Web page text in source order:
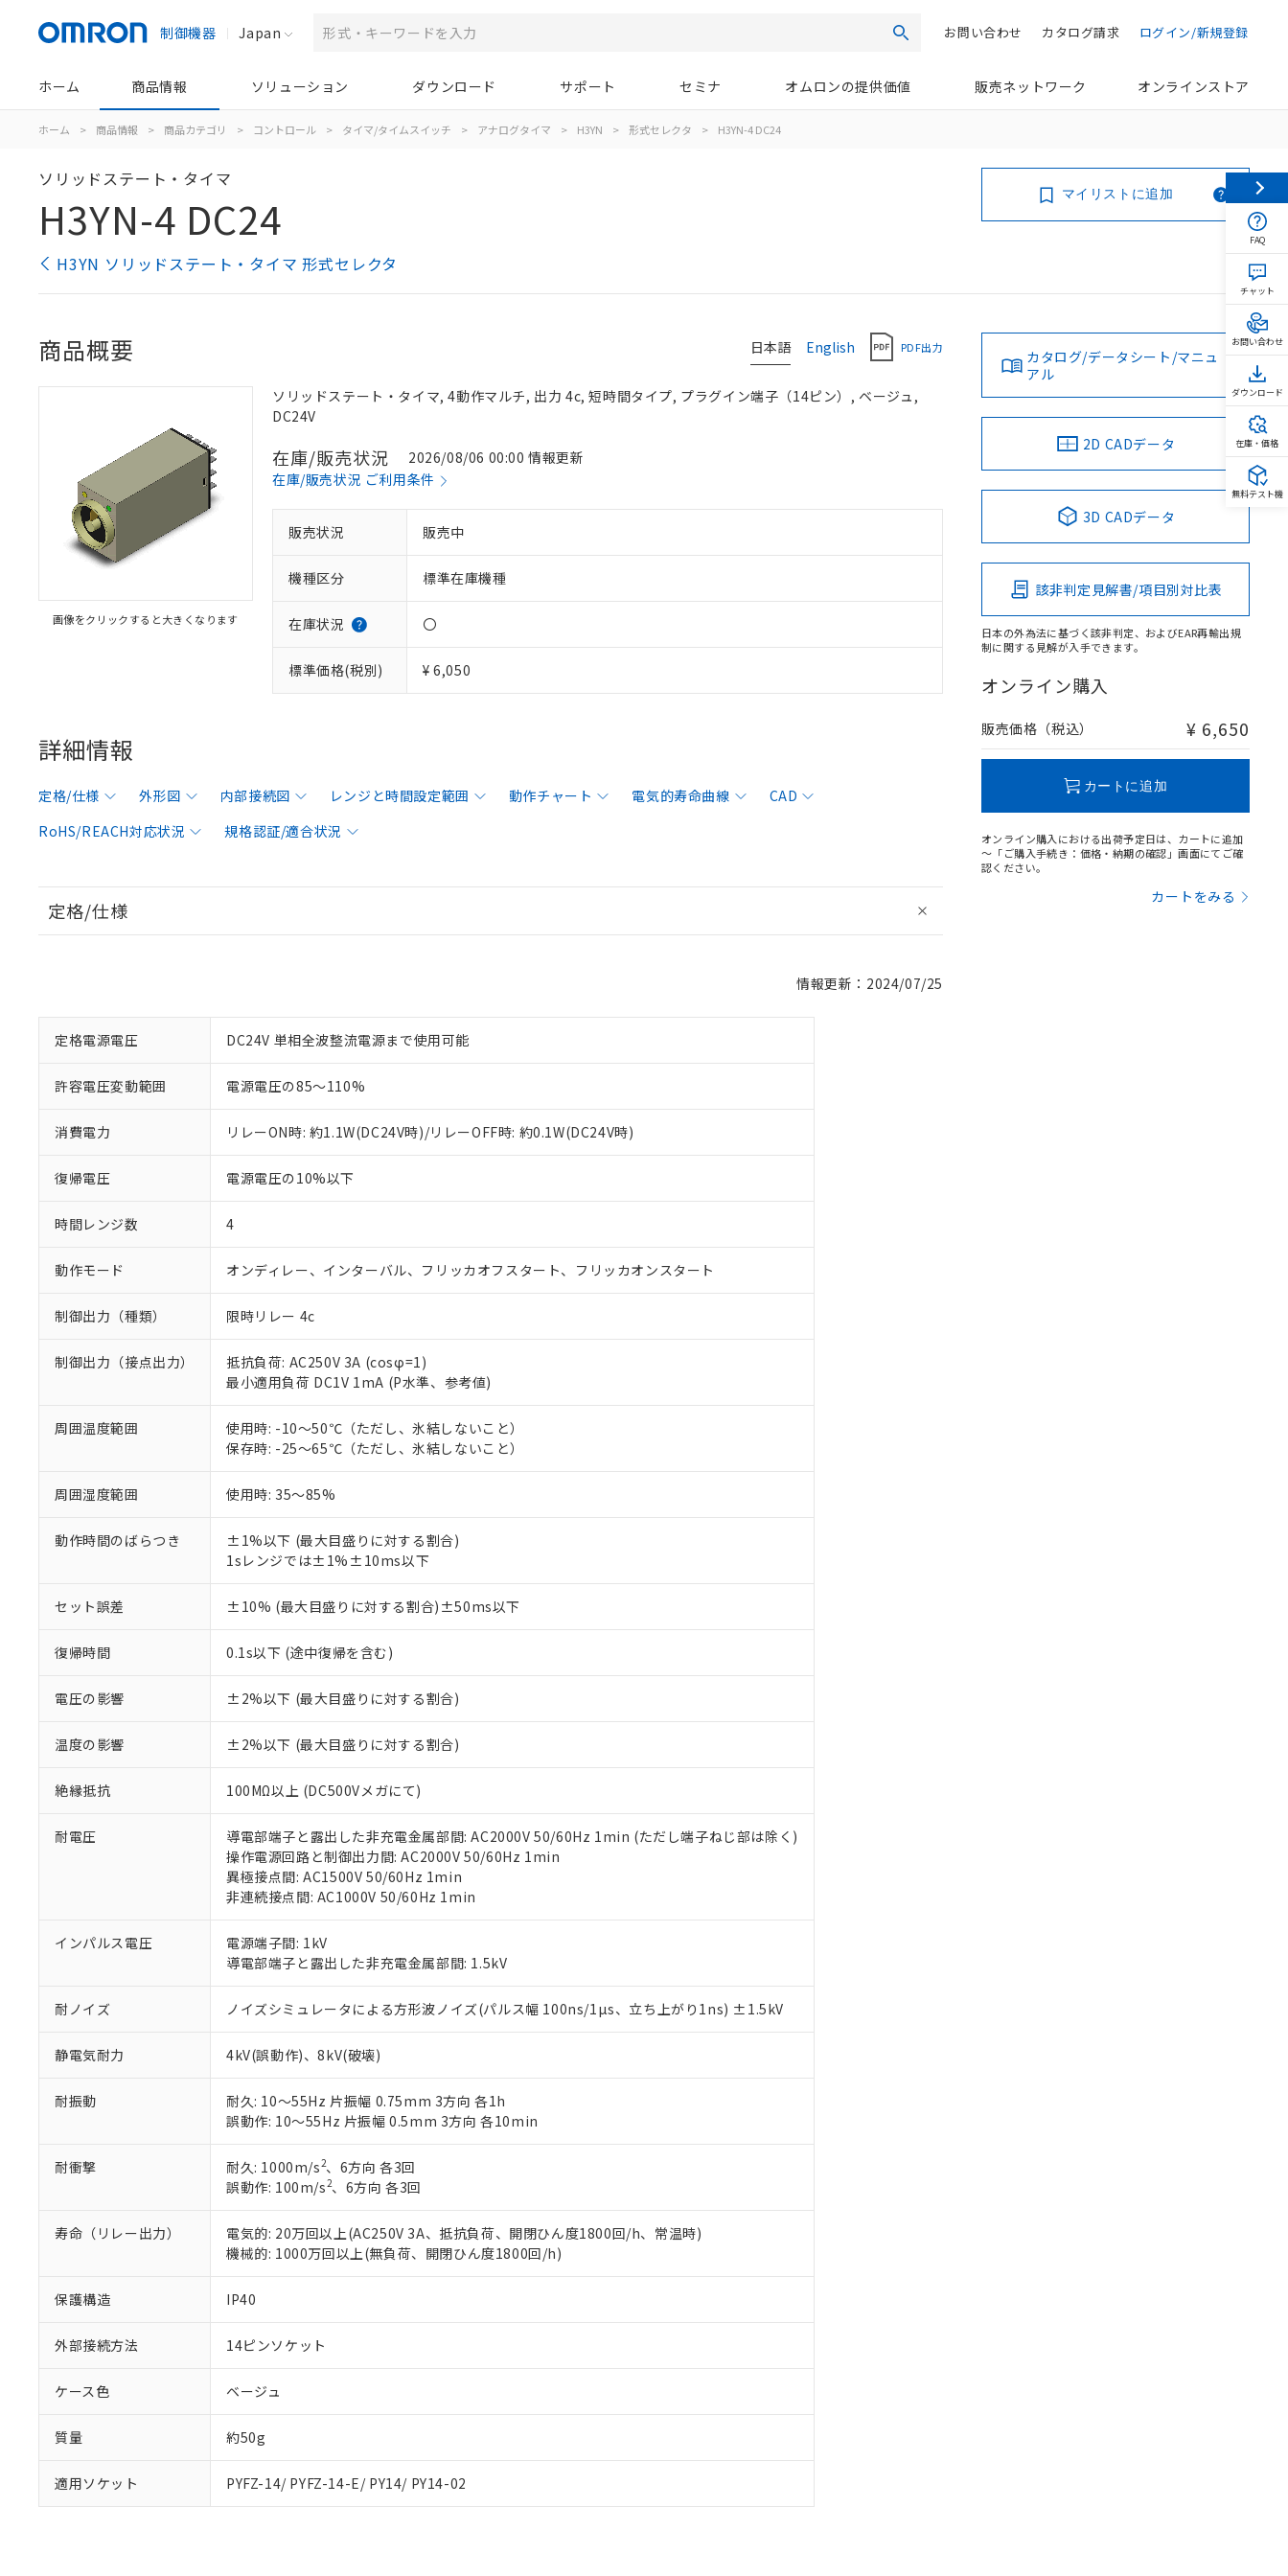
制御機器 Japan 検索 ログイン/新規登録
カタログ請求
お問い合わせ
ホーム 商品情報 ソリューション ダウンロード サポート セミナ オムロンの提供価値 販売ネットワーク オンラインストア
ホーム > 商品情報 > 商品カテゴリ > コントロール > タイマ/タイムスイッチ > アナログタイマ > H3YN > 形式セレクタ > H3YN-4 DC24
ソリッドステート・タイマ
H3YN-4 DC24
H3YN ソリッドステート・タイマ 形式セレクタ
マイリストに追加
日本語 English PDF出力
商品概要
画像をクリックすると大きくなります
ソリッドステート・タイマ, 4動作マルチ, 出力 4c, 短時間タイプ, プラグイン端子（14ピン）, ベージュ,
DC24V
在庫/販売状況
2026/08/06 00:00 情報更新
在庫/販売状況 ご利用条件
販売状況 販売中
機種区分 標準在庫機種
在庫状況 〇
標準価格(税別) ¥ 6,050
詳細情報
定格/仕様 外形図 内部接続図 レンジと時間設定範囲 動作チャート 電気的寿命曲線
CAD
RoHS/REACH対応状況
規格認証/適合状況
定格/仕様
情報更新：2024/07/25
定格電源電圧 DC24V 単相全波整流電源まで使用可能
許容電圧変動範囲 電源電圧の85～110%
消費電力 リレーON時: 約1.1W(DC24V時)/リレーOFF時: 約0.1W(DC24V時)
復帰電圧 電源電圧の10%以下
時間レンジ数 4
動作モード オンディレー、インターバル、フリッカオフスタート、フリッカオンスタート
制御出力（種類） 限時リレー 4c
制御出力（接点出力）
抵抗負荷: AC250V 3A (cosφ=1)
最小適用負荷 DC1V 1mA (P水準、参考値)
周囲温度範囲
使用時: -10～50℃（ただし、氷結しないこと）
保存時: -25～65℃（ただし、氷結しないこと）
周囲湿度範囲 使用時: 35～85%
動作時間のばらつき
±1%以下 (最大目盛りに対する割合)
1sレンジでは±1%±10ms以下
セット誤差 ±10% (最大目盛りに対する割合)±50ms以下
復帰時間 0.1s以下 (途中復帰を含む)
電圧の影響 ±2%以下 (最大目盛りに対する割合)
温度の影響 ±2%以下 (最大目盛りに対する割合)
絶縁抵抗 100MΩ以上 (DC500Vメガにて)
耐電圧
導電部端子と露出した非充電金属部間: AC2000V 50/60Hz 1min (ただし端子ねじ部は除く)
操作電源回路と制御出力間: AC2000V 50/60Hz 1min
異極接点間: AC1500V 50/60Hz 1min
非連続接点間: AC1000V 50/60Hz 1min
インパルス電圧
電源端子間: 1kV
導電部端子と露出した非充電金属部間: 1.5kV
耐ノイズ ノイズシミュレータによる方形波ノイズ(パルス幅 100ns/1µs、立ち上がり1ns) ±1.5kV
静電気耐力 4kV(誤動作)、8kV(破壊)
耐振動
耐久: 10～55Hz 片振幅 0.75mm 3方向 各1h
誤動作: 10～55Hz 片振幅 0.5mm 3方向 各10min
耐衝撃 耐久: 1000m/s2、6方向 各3回
誤動作: 100m/s2、6方向 各3回
寿命（リレー出力）
電気的: 20万回以上(AC250V 3A、抵抗負荷、開閉ひん度1800回/h、常温時)
機械的: 1000万回以上(無負荷、開閉ひん度1800回/h)
保護構造 IP40
外部接続方法 14ピンソケット
ケース色 ベージュ
質量 約50g
適用ソケット PYFZ-14/ PYFZ-14-E/ PY14/ PY14-02
カタログ/データシート/マニュ
アル
2D CADデータ
3D CADデータ
該非判定見解書/項目別対比表
日本の外為法に基づく該非判定、およびEAR再輸出規
制に関する見解が入手できます。
オンライン購入
販売価格（税込） ¥ 6,650
カートに追加
オンライン購入における出荷予定日は、カートに追加
～「ご購入手続き：価格・納期の確認」画面にてご確
認ください。
カートをみる
ご利用条件
以下の条件をお読みいただき、同意のうえご利用ください。
本サービスは、当社制御機器事業取扱商品の当社在庫状況および標準価格(税抜)を提供させていただ
くものです。
当社制御機器事業取扱商品の中には、本サービスの対象外となる商品もあることをご了承ください。
のであり、閲覧された時点での実際の在庫および標準価格とは異なる場合があることをご了承くださ
い。
正式な納期状況および標準価格はお客様のお取引先、またはお客様担当のオムロン制御機器販売店・
当社販売員にご相談ください。
オムロン制御機器販売店や当社販売拠点は「
マイパーツ機能（部品リスト作成サービス）をご利用いただくには、I-Webメンバーズにご登録され
ている必要があります。
お客様が当ウェブサイト上で当社にご登録された部品リストについて、当社および当社の共同利用者
が、当社の製品・サービスに関するお客様との取引・商談に必要な範囲で利用することをご了承くだ
さい。
※当社の共同利用者とは、
※1 対応状況
対応済み：EU RoHS指令（10物質）の非含有に対応した製品が提供可能な商品です。
対応予定：EU RoHS指令（10物質）の非含有に対応した製品に切り替える予定のある商品です。
対応予定なし：EU RoHS指令（10物質）の非含有に非対応の商品で、対応品を出す予定はありません。
調査・確認中：EU RoHS指令（10物質）の非含有の対応状況を調査中または確認中の商品です。
非該当品：ライセンス料など無形物で、有害物質有無と関係のない商品です。
があります。
*EU RoHS指令（10物質）：
フタル酸ビス(2-エチルヘキシル) (DEHP)(別名：DOP) 1000ppm以下、フタル酸ブチルベンジル（BBP） 1000ppm以下、フタル酸ジブチ
但し、RoHS指令で産業用監視および制御機器に対する適用除外項目は除く。
フタル酸エステル類の４物質については閾値を超える意図的な使用がないことを確認しています。
※2 対応予定月
※3 非含有証明書ダウンロード
下記の非含有証明書をダウンロードすることができます。
EU RoHS指令（10物質）の非含有証明書
51物質の非含有証明書（当社基準）
※本証明書は発行日時点で非含有を証明するもので、過去に遡って非含有を証明するものではありません。
混在することから備考欄に対応日を記載しておりました。
既に当社にて対応品への在庫切替を完了していることから、特段のことがない限り、2022年1月12日よ
り割愛しております。
※1 中国RoHS○×表
「○」：最大均質材料含有率が中国RoHSの基準値以下であることを示します。
「×」：最大均質材料含有率が中国RoHSの基準値を超えていることを示します。
*中国RoHS10物質の基準値 (GB/T26572)：
Pb(鉛) :1000ppm、 Hg(水銀) : 1000ppm、 Cd(カドミウム) : 100ppm、
Cr(Ⅵ)(六価クロム) : 1000ppm、 PBBs(ポリ臭化ビフェニル類) : 1000ppm、 PBDEs(ポリ臭化ジフェニルエーテル類) : 1000ppm、
DBP(フタル酸ジブチル) : 1000ppm、 DIBP(フタル酸ジイソブチル) : 1000ppm、 BBP(フタル酸ブチルベンジル) : 1000ppm、
DEHP(フタル酸ビス(2-エチルヘキシル)) : 1000ppm
※2 環境保護使用期限
「ｅ」：有害物質（10物質）のすべてが基準値以下であることを示します。
「10」：通常の使用状況下において有害物質が外部に漏えいし、環境に深刻な影響を及ぼさない年数を意
「－」：未確認です。当社販売部門へお問い合わせください。
当社は、これら貴社製品のうち、外国為替および外国貿易法に定める商品（以下｢規制貨物等」とい
う）を輸出または国外への提供する場合は、日本国政府の輸出許可(または役務取引許可)を取得する
などの必要な手続きをとります。
当社は規制貨物を破棄する場合は、完全に破砕するなど、違法に輸出されないよう必要な手段を講じ
ます。
当社は貴社製品を、核兵器、ミサイル、化学兵器、生物兵器またはその他武器並びにこれらの製造装
置等に一切使用いたしません。
当社は、貴社製品を第三者に販売する場合は、上記1、2および3の内容を当該第三者に通知します。
また当社は、販売先および販売に係わる関係者が違法に輸出するおそれがある場合は、取り引きをい
合意する キャンセル
号
○ 一定数以上の在庫あり
△ 一定数には満たないが在庫あり
－
機器販売店・当社販売員にご確認ください)
受注生産機種、また在庫状況の情報を公開していない機種
FAQ
チャット
お問い合わせ
ダウンロード
在庫・価格
無料テスト機